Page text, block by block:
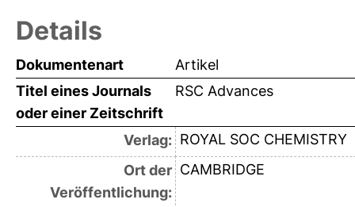
Details
Dokumentenart
Artikel
Titel eines Journals
oder einer Zeitschrift
RSC Advances
Verlag: ROYAL SOC CHEMISTRY
Ort der
Veröffentlichung:
CAMBRIDGE